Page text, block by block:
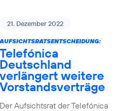
21. Dezember 2022
Telefónica
Deutschland
verlängert weitere
Vorstandsverträge
Der Aufsichtsrat der Telefónica